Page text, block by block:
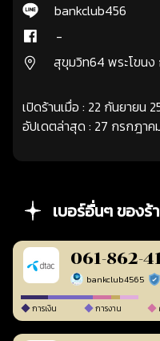
bankclub456
-
สุขุมวิท64 พระโขนง
เปิดร้านเมื่อ : 22 กันยายน
อัปเดตล่าสุด : 27 กรกฎาค
เบอร์อื่นๆ ของร้
061-862-
bankclub4565 ร้า
การเงิน การงาน